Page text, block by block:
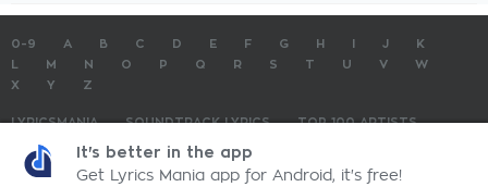
0-9 A B C D E F G H J
K
M N O P Q R S T U V
W
X
Y Z
LYRICSMANIA SOUNDTRACK LYRICS
TOP 100 ARTISTS
TOP 100 LYRICS
LyricsMania.com - Copyright © 2026 - All Rights ReservedPrivacy Policy
It's better in the app
Get Lyrics Mania app for Android, it's free!